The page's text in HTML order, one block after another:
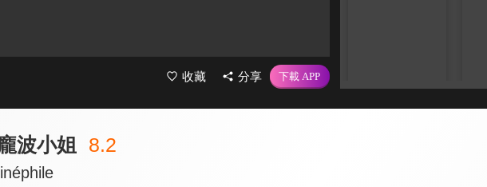
收藏 分享
波小姐 8.2